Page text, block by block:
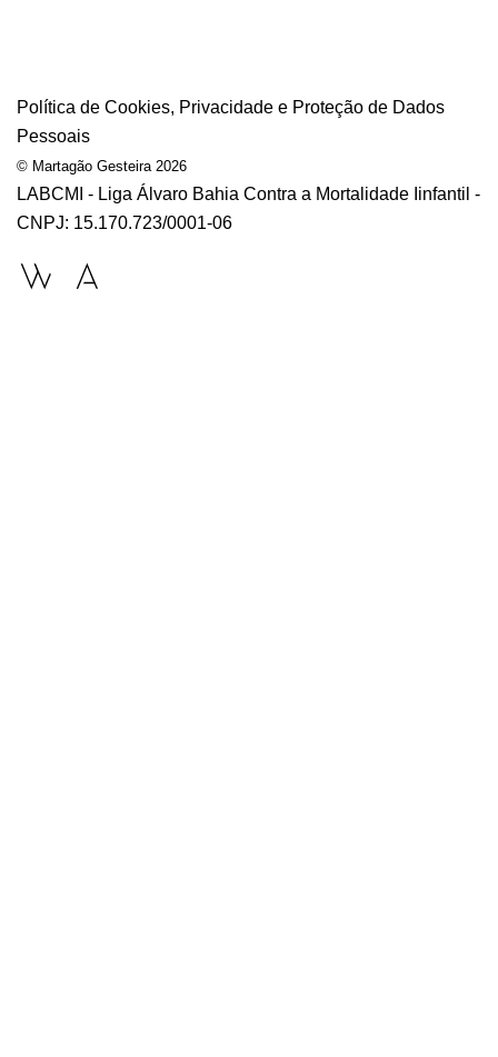
Política de Cookies, Privacidade e Proteção de Dados
Pessoais
© Martagão Gesteira 2026
LABCMI - Liga Álvaro Bahia Contra a Mortalidade Iinfantil -
CNPJ: 15.170.723/0001-06